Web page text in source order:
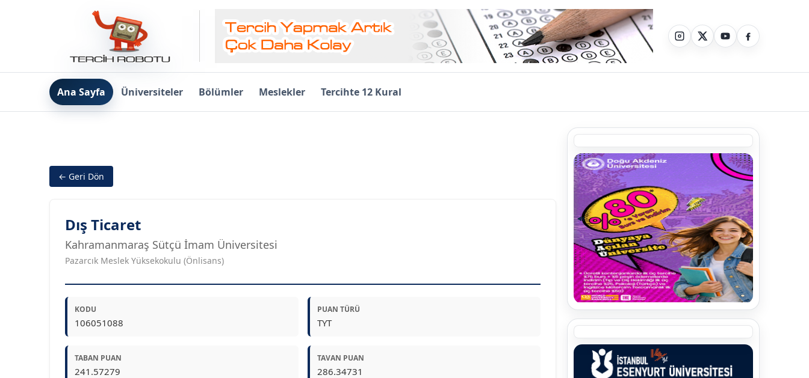
Ana Sayfa Üniversiteler Bölümler Meslekler Tercihte 12 Kural
← Geri Dön
Dış Ticaret
Kahramanmaraş Sütçü İmam Üniversitesi
Pazarcık Meslek Yüksekokulu (Önlisans)
KODU
106051088
PUAN TÜRÜ
TYT
TABAN PUAN
241.57279
TAVAN PUAN
286.34731